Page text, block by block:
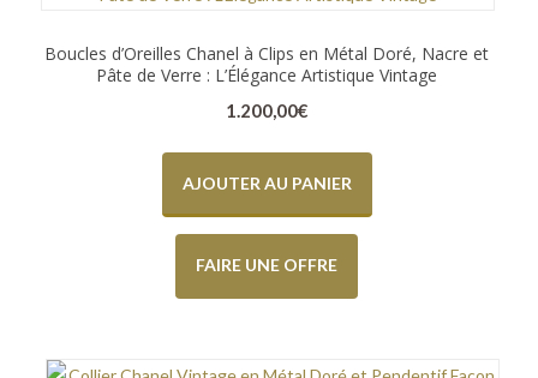
Boucles d’Oreilles Chanel à Clips en Métal Doré, Nacre et
Pâte de Verre : L’Élégance Artistique Vintage
1.200,00€
AJOUTER AU PANIER
FAIRE UNE OFFRE